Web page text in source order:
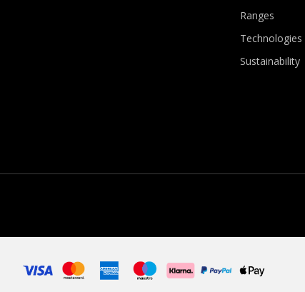
Ranges
Technologies
Sustainability